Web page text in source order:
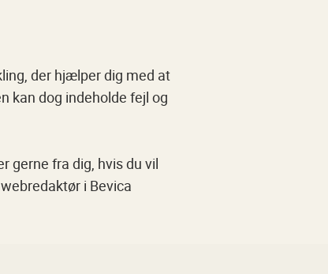
der hjælper dig med at
kan dog indeholde fejl og
gerne fra dig, hvis du vil
i Bevica